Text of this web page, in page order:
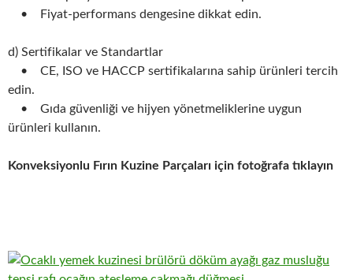
• Fiyat-performans dengesine dikkat edin.
d) Sertifikalar ve Standartlar
• CE, ISO ve HACCP sertifikalarına sahip ürünleri tercih
edin.
• Gıda güvenliği ve hijyen yönetmeliklerine uygun
ürünleri kullanın.
Konveksiyonlu Fırın Kuzine Parçaları için fotoğrafa tıklayın